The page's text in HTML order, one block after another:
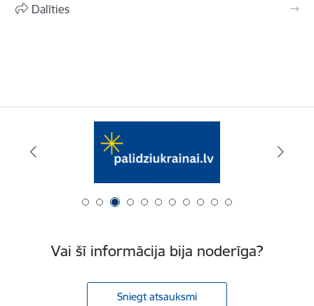
Dalīties
Vai šī informācija bija noderīga?
Sniegt atsauksmi